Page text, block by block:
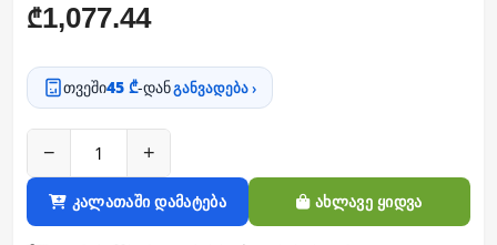
₾1,077.44
თვეში45 ₾-დანგანვადება ›
− +
კალათაში დამატება ახლავე ყიდვა